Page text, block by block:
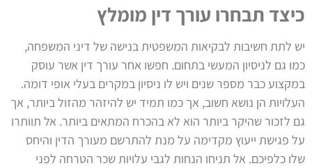
כיצד תבחרו עורך דין מומלץ
יש לתת חשיבות לבקיאות המשפטית בנישה של דיני המשפחה,
כמו גם לניסיון המעשי בתחום. חפשו אחר עורך דין אשר עוסק
במקצוע כבר מספר שנים ויש לו ניסיון במקרים בעלי אופי דומה.
העלויות הן נושא חשוב, אך כמו תמיד יש להיזהר מהזול ביותר, אך
גם לזכור שהיקר ביותר הוא לא בהכרח המתאים ביותר. אל תוותרו
על פגישת ייעוץ מקדימה על מנת להתרשם מעורך הדין והיחס
שלו כלפיכם. אל תניחו הנחות לגבי עלויות שכר הטרחה לפני